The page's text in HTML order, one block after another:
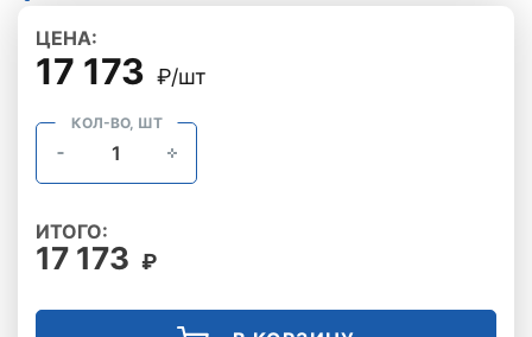
ЦЕНА:
17 173 ₽/шт
КОЛ-ВО, ШТ
ИТОГО:
17 173 ₽